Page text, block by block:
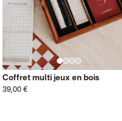
Coffret multi jeux en bois
39,00 €